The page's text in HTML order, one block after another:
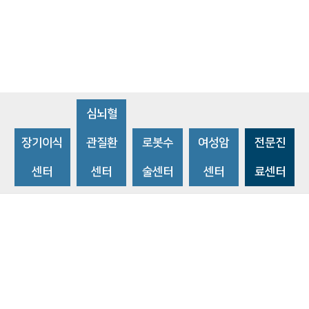
장기이식
센터
심뇌혈
관질환
센터
로봇수
술센터
여성암
센터
전문진
료센터